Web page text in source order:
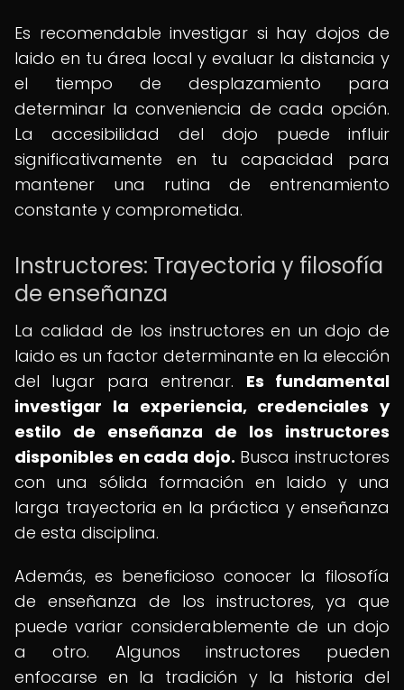
Es recomendable investigar si hay dojos de
Iaido en tu área local y evaluar la distancia y
el tiempo de desplazamiento para
determinar la conveniencia de cada opción.
La accesibilidad del dojo puede influir
significativamente en tu capacidad para
mantener una rutina de entrenamiento
constante y comprometida.
Instructores: Trayectoria y filosofía
de enseñanza
La calidad de los instructores en un dojo de
Iaido es un factor determinante en la elección
del lugar para entrenar. Es fundamental
investigar la experiencia, credenciales y
estilo de enseñanza de los instructores
disponibles en cada dojo. Busca instructores
con una sólida formación en Iaido y una
larga trayectoria en la práctica y enseñanza
de esta disciplina.
Además, es beneficioso conocer la filosofía
de enseñanza de los instructores, ya que
puede variar considerablemente de un dojo
a otro. Algunos instructores pueden
enfocarse en la tradición y la historia del